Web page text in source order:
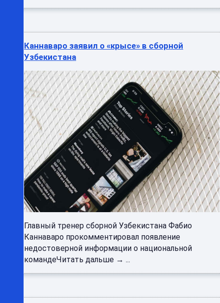
Каннаваро заявил о «крысе» в сборной
Узбекистана
Главный тренер сборной Узбекистана Фабио
Каннаваро прокомментировал появление
недостоверной информации о национальной
командеЧитать дальше → ...